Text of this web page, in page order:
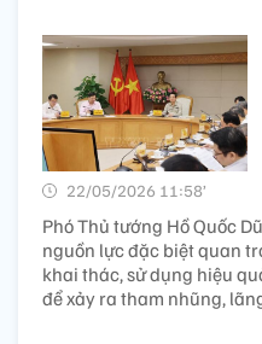
22/05/2026 11:58’
Phó Thủ tướng Hồ Quốc
nguồn lực đặc biệt quan
khai thác, sử dụng hiệu
để xảy ra tham nhũng,